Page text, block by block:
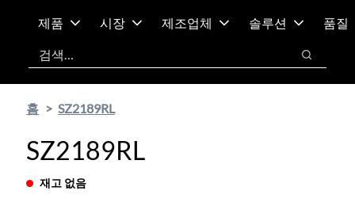
제품 시장 제조업체 솔루션
품질
검색
검색
홈 SZ2189RL
SZ2189RL
재고 없음